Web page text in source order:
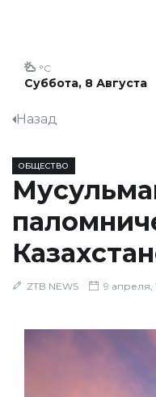
Суббота, 8 Августа
°C
Назад
ОБЩЕСТВО
ZTB NEWS 9 апреля,